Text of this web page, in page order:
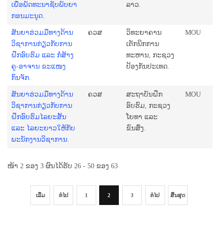
ເພື່ອພັດທະນາຊັບພັບຍາ
ກອນມະນຸດ.
ລາວ.
ສັນຍາຮ່ວມມືທາງດ້ານ
ວິຊາການກ່ຽວກັບການ
ຝຶກອົບຮົມ ແລະ ກໍ່ສ້າງ
ຄູ-ອາຈານ ຂະແໜງ
ກົນຈັກ.
ຄວສ
ວິທະຍາຄານ
ເຕັກນິກການ
ທະຫານ, ກະຊວງ
ປ້ອງກັນປະເທດ.
MOU
ສັນຍາຮ່ວມມືທາງດ້ານ
ວິຊາການກ່ຽວກັບການ
ຝຶກອົບຮົມໄລຍະສັ້ນ
ແລະ ໄລຍະຍາວໃຫ້ກັບ
ພະນັກງານວິຊາການ.
ຄວສ
ສະຖາບັນຝຶກ
ອົບຮົມ, ກະຊວງ
ໂຍທາ ແລະ
ຂົນສົ່ງ.
MOU
ໜ້າ 2 ຂອງ 3 ຜົນໄດ້ຮັບ 26 - 50 ຂອງ 63
ເລີ່ມ ຕໍ່ໄປ 1 2 3 ຕໍ່ໄປ ສິ້ນສຸດ